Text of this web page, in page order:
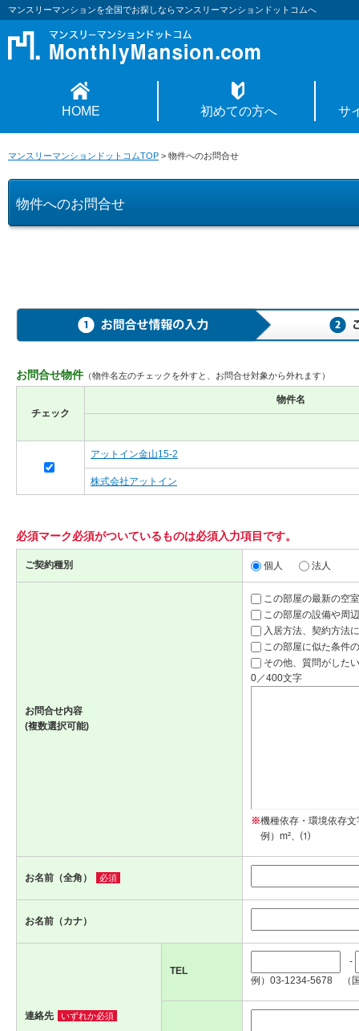
マンスリーマンションを全国でお探しならマンスリーマンションドットコムへ
HOME 初めての方へ サ
マンスリーマンションドットコムTOP > 物件へのお問合せ
物件へのお問合せ
お問合せ物件 （物件名左のチェックを外すと、お問合せ対象から外れます）
チェック
物件名
アットイン金山15-2
株式会社アットイン
必須マーク必須がついているものは必須入力項目です。
ご契約種別 個人 法人
お問合せ内容
(複数選択可能)
この部屋の最新の空
この部屋の設備や周
入居方法、契約方法
この部屋に似た条件
その他、質問がした
0／400文字
※機種依存・環境依存
例）m²、⑴
お名前（全角） 必須
お名前（カナ）
連絡先 いずれか必須
TEL
-
例）03-1234-5678 （